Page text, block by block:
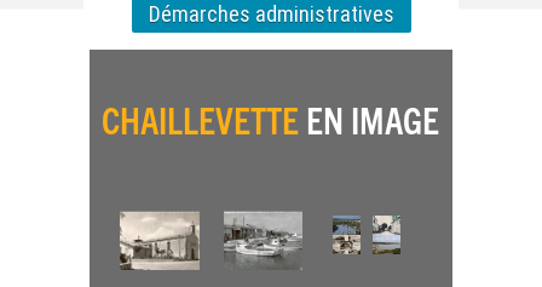
Démarches administratives
CHAILLEVETTE EN IMAGE